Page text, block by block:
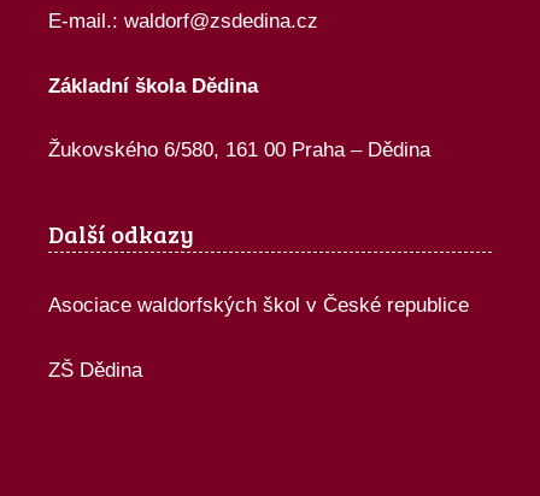
E-mail.: waldorf@zsdedina.cz
Základní škola Dědina
Žukovského 6/580, 161 00 Praha – Dědina
Další odkazy
Asociace waldorfských škol v České republice
ZŠ Dědina